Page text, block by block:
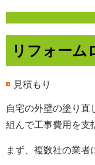
リフォーム
見積もり
自宅の外壁の塗り直
組んで工事費用を支
まず、複数社の業者